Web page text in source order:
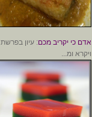
אדם כי יקריב מכם: עיון בפרשת
ויקרא ומ...